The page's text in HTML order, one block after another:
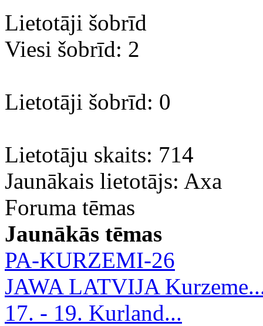
Lietotāji šobrīd
Viesi šobrīd: 2
Lietotāji šobrīd: 0
Lietotāju skaits: 714
Jaunākais lietotājs: Axa
Foruma tēmas
Jaunākās tēmas
PA-KURZEMI-26
JAWA LATVIJA
17. - 19. Kurland...